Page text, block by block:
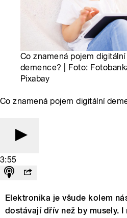
Co znamená pojem digitální
demence? | Foto:
Pixabay
Co znamená pojem digitální
3:55
Elektronika je všude kolem
dostávají dřív než by musely. I